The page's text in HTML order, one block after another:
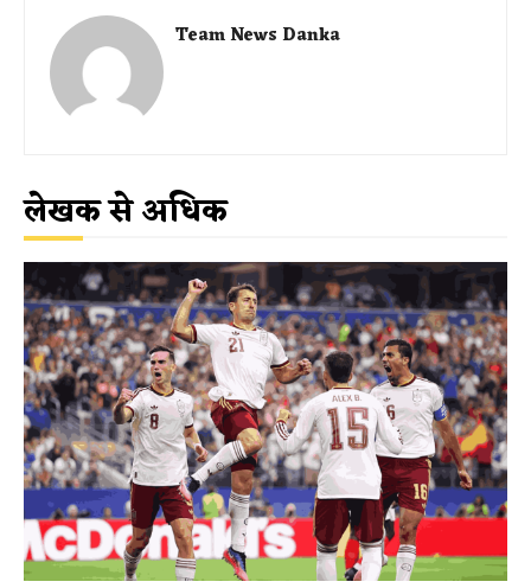
Team News Danka
लेखक से अधिक